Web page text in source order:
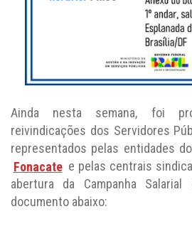
Ainda nesta semana, foi
reivindicações dos Servidores
representados pelas entidades
Fonacate e pelas centrais
abertura da Campanha
documento abaixo: